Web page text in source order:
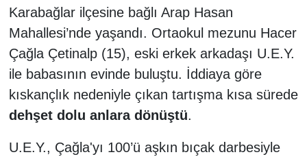
Karabağlar ilçesine bağlı Arap Hasan
Mahallesi’nde yaşandı. Ortaokul mezunu Hacer
Çağla Çetinalp (15), eski erkek arkadaşı U.E.Y.
ile babasının evinde buluştu. İddiaya göre
kıskançlık nedeniyle çıkan tartışma kısa sürede
dehşet dolu anlara dönüştü.
U.E.Y., Çağla'yı 100’ü aşkın bıçak darbesiyle